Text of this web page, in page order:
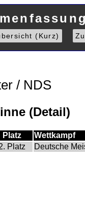
(Kurz)
/ NDS
(Detail)
Platz Wettkampf
Platz Deutsche